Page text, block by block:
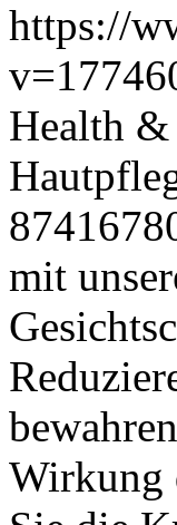
https://
Health &
mit
Wirkung